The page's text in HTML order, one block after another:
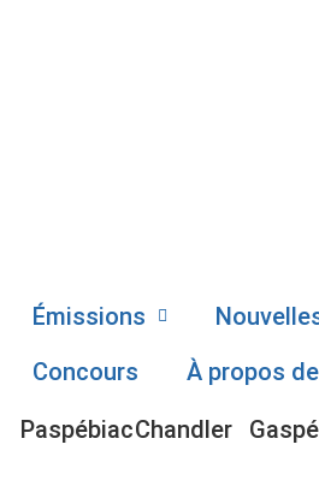
Émissions
Concours
À propos
PaspébiacChandler Gaspé